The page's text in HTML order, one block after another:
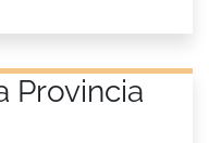
Provincia